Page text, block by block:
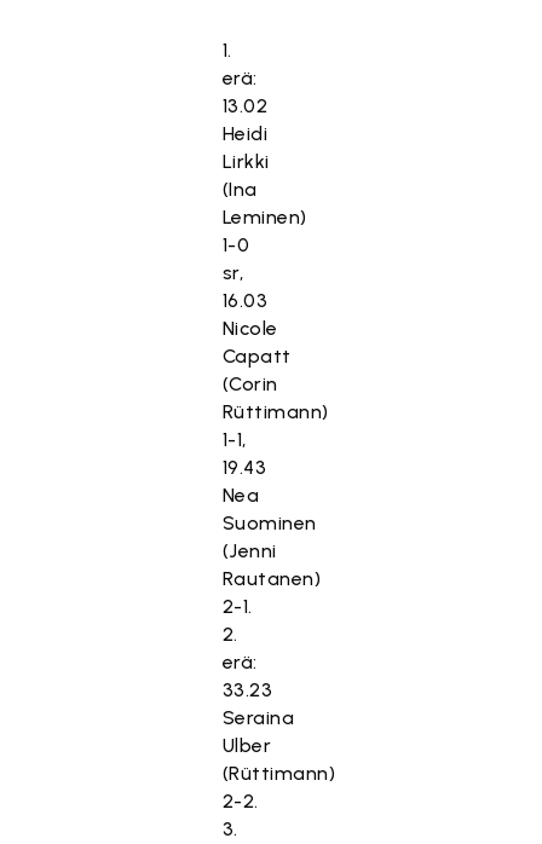
1.
erä:
13.02
Heidi
Lirkki
(Ina
Leminen)
1-0
sr,
16.03
Nicole
Capatt
(Corin
Rüttimann)
1-1,
19.43
Nea
Suominen
(Jenni
Rautanen)
2-1.
2.
erä:
33.23
Seraina
Ulber
(Rüttimann)
2-2.
3.